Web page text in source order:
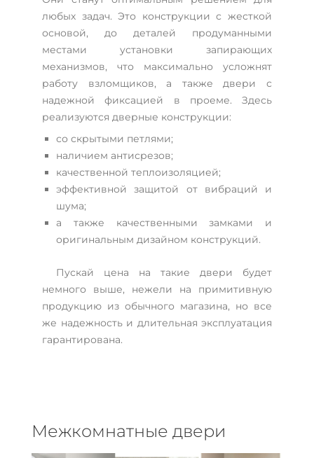
любых задач. Это конструкции с жесткой
основой, до деталей продуманными
местами установки запирающих
механизмов, что максимально усложнят
работу взломщиков, а также двери с
надежной фиксацией в проеме. Здесь
реализуются дверные конструкции:
со скрытыми петлями;
наличием антисрезов;
качественной теплоизоляцией;
эффективной защитой от вибраций и
шума;
а также качественными замками и
оригинальным дизайном конструкций.
Пускай цена на такие двери будет
немного выше, нежели на примитивную
продукцию из обычного магазина, но все
же надежность и длительная эксплуатация
гарантирована.
Межкомнатные двери